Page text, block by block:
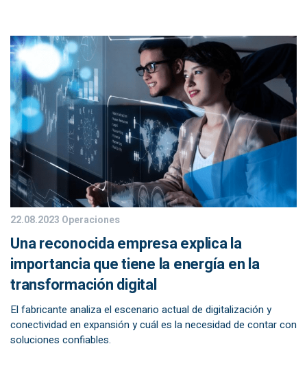
22.08.2023 Operaciones
Una reconocida empresa explica la
importancia que tiene la energía en la
transformación digital
El fabricante analiza el escenario actual de digitalización y
conectividad en expansión y cuál es la necesidad de contar con
soluciones confiables.